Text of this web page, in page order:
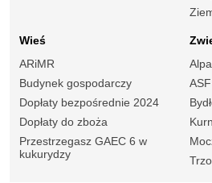
Wieś
ARiMR
Budynek gospodarczy
Dopłaty bezpośrednie 2024
Dopłaty do zboża
Przestrzegasz GAEC 6 w
kukurydzy
ASF